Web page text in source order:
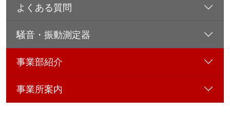
よくある質問
騒音・振動測定器
事業部紹介
事業所案内